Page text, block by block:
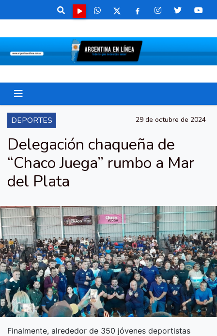
DEPORTES 29 de octubre de 2024
Delegación chaqueña de
“Chaco Juega” rumbo a Mar
del Plata
Finalmente, alrededor de 350 jóvenes deportistas